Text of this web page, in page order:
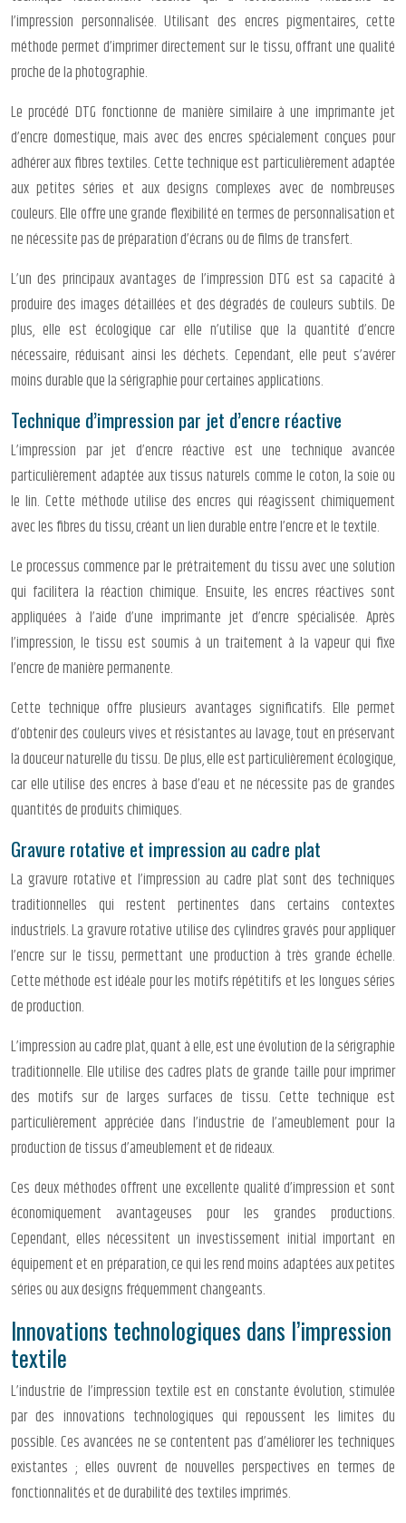
l’impression personnalisée. Utilisant des encres pigmentaires, cette
méthode permet d’imprimer directement sur le tissu, offrant une qualité
proche de la photographie.
Le procédé DTG fonctionne de manière similaire à une imprimante jet
d’encre domestique, mais avec des encres spécialement conçues pour
adhérer aux fibres textiles. Cette technique est particulièrement adaptée
aux petites séries et aux designs complexes avec de nombreuses
couleurs. Elle offre une grande flexibilité en termes de personnalisation et
ne nécessite pas de préparation d’écrans ou de films de transfert.
L’un des principaux avantages de l’impression DTG est sa capacité à
produire des images détaillées et des dégradés de couleurs subtils. De
plus, elle est écologique car elle n’utilise que la quantité d’encre
nécessaire, réduisant ainsi les déchets. Cependant, elle peut s’avérer
moins durable que la sérigraphie pour certaines applications.
Technique d’impression par jet d’encre réactive
L’impression par jet d’encre réactive est une technique avancée
particulièrement adaptée aux tissus naturels comme le coton, la soie ou
le lin. Cette méthode utilise des encres qui réagissent chimiquement
avec les fibres du tissu, créant un lien durable entre l’encre et le textile.
Le processus commence par le prétraitement du tissu avec une solution
qui facilitera la réaction chimique. Ensuite, les encres réactives sont
appliquées à l’aide d’une imprimante jet d’encre spécialisée. Après
l’impression, le tissu est soumis à un traitement à la vapeur qui fixe
l’encre de manière permanente.
Cette technique offre plusieurs avantages significatifs. Elle permet
d’obtenir des couleurs vives et résistantes au lavage, tout en préservant
la douceur naturelle du tissu. De plus, elle est particulièrement écologique,
car elle utilise des encres à base d’eau et ne nécessite pas de grandes
quantités de produits chimiques.
Gravure rotative et impression au cadre plat
La gravure rotative et l’impression au cadre plat sont des techniques
traditionnelles qui restent pertinentes dans certains contextes
industriels. La gravure rotative utilise des cylindres gravés pour appliquer
l’encre sur le tissu, permettant une production à très grande échelle.
Cette méthode est idéale pour les motifs répétitifs et les longues séries
de production.
L’impression au cadre plat, quant à elle, est une évolution de la sérigraphie
traditionnelle. Elle utilise des cadres plats de grande taille pour imprimer
des motifs sur de larges surfaces de tissu. Cette technique est
particulièrement appréciée dans l’industrie de l’ameublement pour la
production de tissus d’ameublement et de rideaux.
Ces deux méthodes offrent une excellente qualité d’impression et sont
économiquement avantageuses pour les grandes productions.
Cependant, elles nécessitent un investissement initial important en
équipement et en préparation, ce qui les rend moins adaptées aux petites
séries ou aux designs fréquemment changeants.
Innovations technologiques dans l’impression
textile
L’industrie de l’impression textile est en constante évolution, stimulée
par des innovations technologiques qui repoussent les limites du
possible. Ces avancées ne se contentent pas d’améliorer les techniques
existantes ; elles ouvrent de nouvelles perspectives en termes de
fonctionnalités et de durabilité des textiles imprimés.